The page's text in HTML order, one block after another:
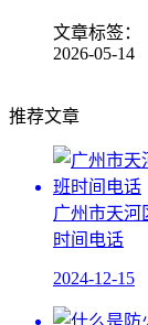
文章标签：
2026-05-14
推荐文章
广州市天河
时间电话
2024-12-15